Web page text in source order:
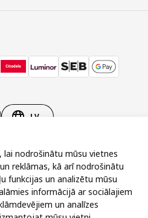
LV
un sīkdatņu politika Kontakti
nodrošinātu mūsu vietnes
reklāmas, kā arī nodrošinātu
funkcijas un analizētu mūsu
informācijā ar sociālajiem
un analīzes